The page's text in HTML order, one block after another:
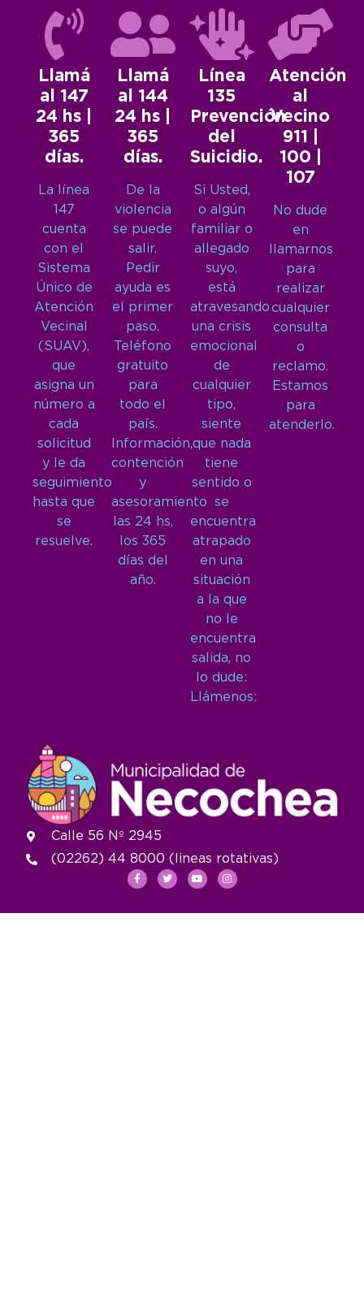
Llamá
al 147
24 hs |
365
días.
La línea
147
cuenta
con el
Sistema
Único de
Atención
Vecinal
(SUAV),
que
asigna un
número a
cada
solicitud
y le da
seguimiento
hasta que
se
resuelve.
Llamá
al 144
24 hs |
365
días.
De la
violencia
se puede
salir.
Pedir
ayuda es
el primer
paso.
Teléfono
gratuito
para
todo el
país.
Información,
contención
y
asesoramiento
las 24 hs,
los 365
días del
año.
Línea
135
Prevención
del
Suicidio.
Si Usted,
o algún
familiar o
allegado
suyo,
está
atravesando
una crisis
emocional
de
cualquier
tipo,
siente
que nada
tiene
sentido o
se
encuentra
atrapado
en una
situación
a la que
no le
encuentra
salida, no
lo dude:
Llámenos:
Atención
al
Vecino
911 |
100 |
107
No dude
en
llamarnos
para
realizar
cualquier
consulta
o
reclamo.
Estamos
para
atenderlo.
Calle 56 Nº 2945
(02262) 44 8000 (lineas rotativas)